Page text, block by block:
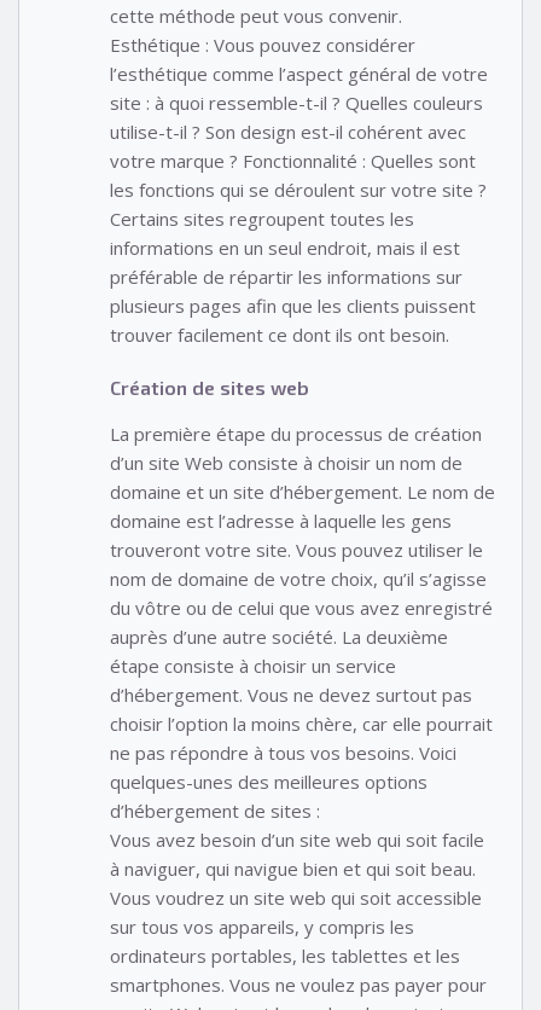
cette méthode peut vous convenir.
Esthétique : Vous pouvez considérer
l’esthétique comme l’aspect général de votre
site : à quoi ressemble-t-il ? Quelles couleurs
utilise-t-il ? Son design est-il cohérent avec
votre marque ? Fonctionnalité : Quelles sont
les fonctions qui se déroulent sur votre site ?
Certains sites regroupent toutes les
informations en un seul endroit, mais il est
préférable de répartir les informations sur
plusieurs pages afin que les clients puissent
trouver facilement ce dont ils ont besoin.
Création de sites web
La première étape du processus de création
d’un site Web consiste à choisir un nom de
domaine et un site d’hébergement. Le nom de
domaine est l’adresse à laquelle les gens
trouveront votre site. Vous pouvez utiliser le
nom de domaine de votre choix, qu’il s’agisse
du vôtre ou de celui que vous avez enregistré
auprès d’une autre société. La deuxième
étape consiste à choisir un service
d’hébergement. Vous ne devez surtout pas
choisir l’option la moins chère, car elle pourrait
ne pas répondre à tous vos besoins. Voici
quelques-unes des meilleures options
d’hébergement de sites :
Vous avez besoin d’un site web qui soit facile
à naviguer, qui navigue bien et qui soit beau.
Vous voudrez un site web qui soit accessible
sur tous vos appareils, y compris les
ordinateurs portables, les tablettes et les
smartphones. Vous ne voulez pas payer pour